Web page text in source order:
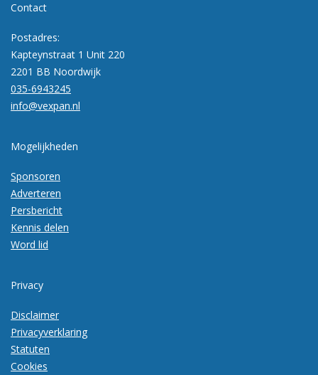
Contact
Postadres:
Kapteynstraat 1 Unit 220
2201 BB Noordwijk
035-6943245
info@vexpan.nl
Mogelijkheden
Sponsoren
Adverteren
Persbericht
Kennis delen
Word lid
Privacy
Disclaimer
Privacyverklaring
Statuten
Cookies